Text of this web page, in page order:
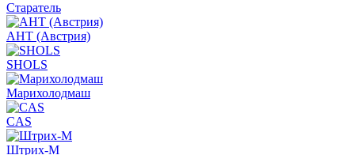
Старатель
АНТ (Австрия)
SHOLS
Марихолодмаш
CAS
Штрих-М